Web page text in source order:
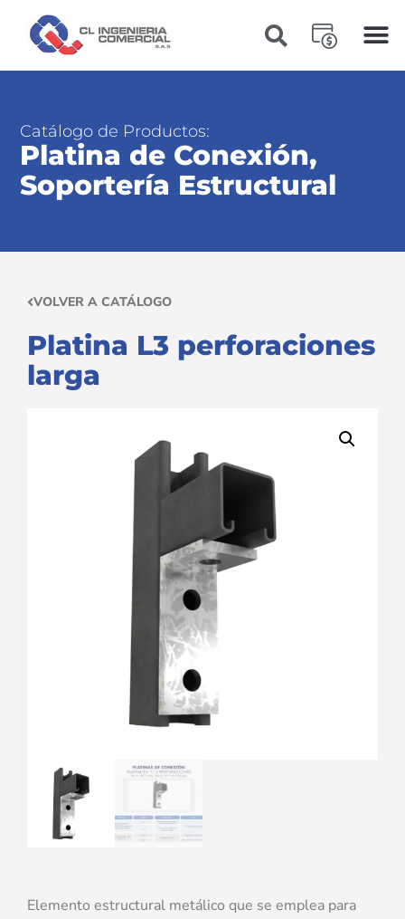
Catálogo de Productos:
Platina de Conexión,
Soportería Estructural
VOLVER A CATÁLOGO
Platina L3 perforaciones
larga
Elemento estructural metálico que se emplea para